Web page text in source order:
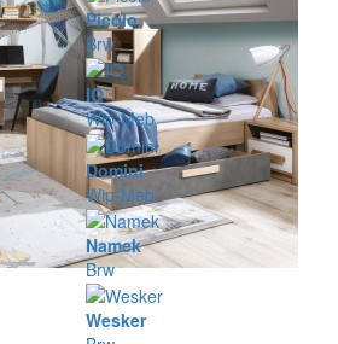
Picolo
Brw
IQ
Wip-Meb
Domini
Wip-Meb
Namek
Brw
Wesker